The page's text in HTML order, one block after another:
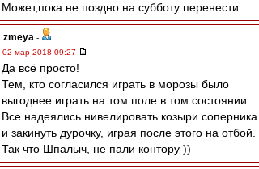
Может,пока не поздно на субботу перенести.
zmeya -
02 мар 2018 09:27
Да всё просто!
Тем, кто согласился играть в морозы было
выгоднее играть на том поле в том состоянии.
Все надеялись нивелировать козыри соперника
и закинуть дурочку, играя после этого на отбой.
Так что Шпалыч, не пали контору ))